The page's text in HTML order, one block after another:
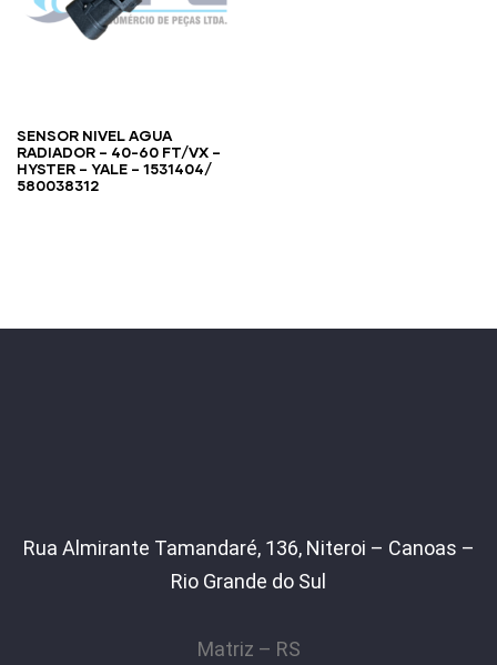
SENSOR NIVEL AGUA
RADIADOR – 40-60 FT/VX –
HYSTER – YALE – 1531404/
580038312
Rua Almirante Tamandaré, 136, Niteroi – Canoas –
Rio Grande do Sul
Matriz – RS